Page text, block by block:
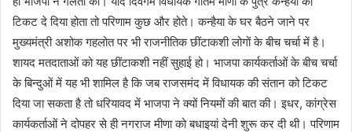
टिकट दे दिया होता तो परिणाम कुछ और होते। कन्हैया के घर बैठने जाने पर
मुख्यमंत्री अशोक गहलोत पर भी राजनीतिक छींटाकशी लोगों के बीच चर्चा में है।
शायद मतदाताओं को यह छींटाकशी नहीं सुहाई हो। भाजपा कार्यकर्ताओं के बीच चर्चा
के बिन्दुओं में यह भी शामिल है कि जब राजसमंद में विधायक की संतान को टिकट
दिया जा सकता है तो धरियावद में भाजपा ने क्यों नियमों की बात की। इधर, कांग्रेस
कार्यकर्ताओं ने दोपहर से ही नगराज मीणा को बधाइयां देनी शुरू कर दी थी। परिणाम